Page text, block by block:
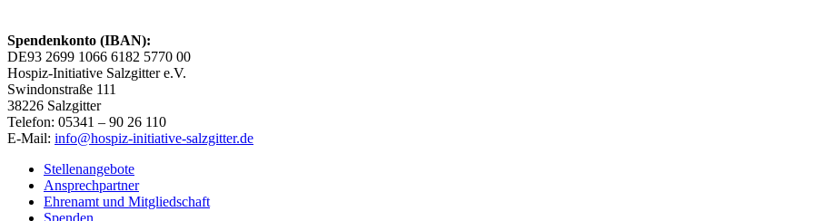
Spendenkonto (IBAN):
DE93 2699 1066 6182 5770 00
Hospiz-Initiative Salzgitter e.V.
Swindonstraße 111
38226 Salzgitter
Telefon: 05341 – 90 26 110
E-Mail: info@hospiz-initiative-salzgitter.de
Stellenangebote
Ansprechpartner
Ehrenamt und Mitgliedschaft